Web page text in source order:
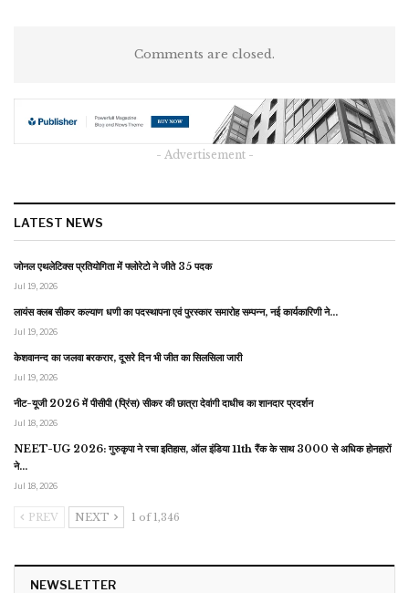
Comments are closed.
- Advertisement -
LATEST NEWS
जोनल एथलेटिक्स प्रतियोगिता में फ्लोरेटो ने जीते 35 पदक
Jul 19, 2026
लायंस क्लब सीकर कल्याण धणी का पदस्थापना एवं पुरस्कार समारोह सम्पन्न, नई कार्यकारिणी ने…
Jul 19, 2026
केशवानन्द का जलवा बरकरार, दूसरे दिन भी जीत का सिलसिला जारी
Jul 19, 2026
नीट-यूजी 2026 में पीसीपी (प्रिंस) सीकर की छात्रा देवांगी दाधीच का शानदार प्रदर्शन
Jul 18, 2026
NEET-UG 2026: गुरुकृपा ने रचा इतिहास, ऑल इंडिया 11th रैंक के साथ 3000 से अधिक होनहारों
ने…
Jul 18, 2026
PREV NEXT 1 of 1,346
NEWSLETTER